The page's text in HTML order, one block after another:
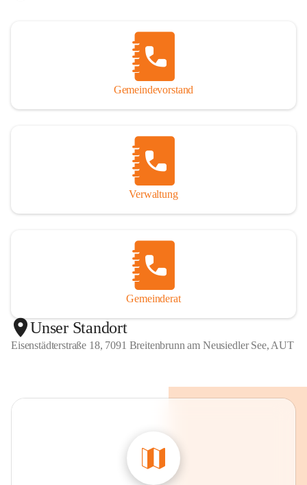
Gemeindevorstand
Verwaltung
Gemeinderat
Unser Standort
Eisenstädterstraße 18, 7091 Breitenbrunn am Neusiedler See, AUT